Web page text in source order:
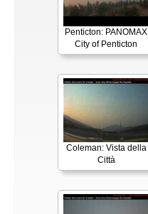
Penticton: PANOMAX
City of Penticton
Coleman: Vista della
Città